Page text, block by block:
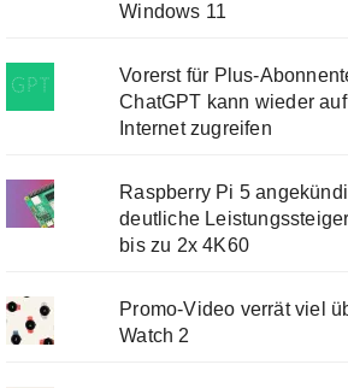
Windows 11
Vorerst für Plus-
ChatGPT kann wieder
Internet zugreifen
Raspberry Pi 5
deutliche
bis zu 2x 4K60
Promo-Video verrät viel
Watch 2